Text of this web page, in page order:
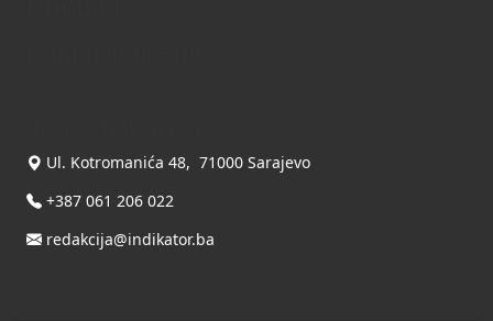
Ul. Kotromanića 48, 71000 Sarajevo
+387 061 206 022
redakcija@indikator.ba